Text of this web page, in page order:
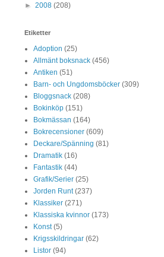
► 2008 (208)
Etiketter
Adoption (25)
Allmänt boksnack (456)
Antiken (51)
Barn- och Ungdomsböcker (309)
Bloggsnack (208)
Bokinköp (151)
Bokmässan (164)
Bokrecensioner (609)
Deckare/Spänning (81)
Dramatik (16)
Fantastik (44)
Grafik/Serier (25)
Jorden Runt (237)
Klassiker (271)
Klassiska kvinnor (173)
Konst (5)
Krigsskildringar (62)
Listor (94)